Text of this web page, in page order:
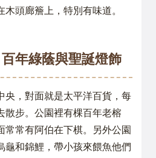
頭廊簷上，特別有味道。
年綠蔭與聖誕燈飾
央，對面就是太平洋百貨，每
散步。公園裡有棵百年老榕
常常有阿伯在下棋。另外公園
龜和錦鯉，帶小孩來餵魚他們